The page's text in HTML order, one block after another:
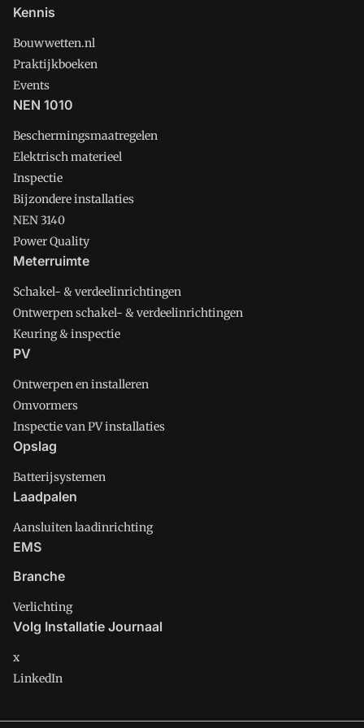
Kennis
Bouwwetten.nl
Praktijkboeken
Events
NEN 1010
Beschermingsmaatregelen
Elektrisch materieel
Inspectie
Bijzondere installaties
NEN 3140
Power Quality
Meterruimte
Schakel- & verdeelinrichtingen
Ontwerpen schakel- & verdeelinrichtingen
Keuring & inspectie
PV
Ontwerpen en installeren
Omvormers
Inspectie van PV installaties
Opslag
Batterijsystemen
Laadpalen
Aansluiten laadinrichting
EMS
Branche
Verlichting
Volg Installatie Journaal
x
LinkedIn